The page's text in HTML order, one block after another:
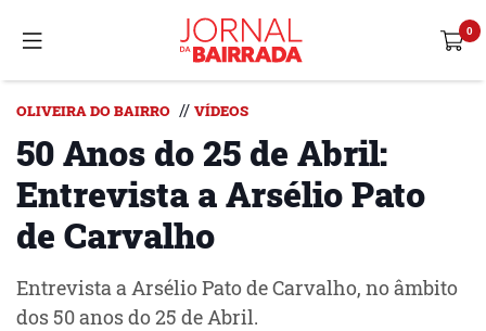
OLIVEIRA DO BAIRRO // VÍDEOS
50 Anos do 25 de Abril:
Entrevista a Arsélio Pato
de Carvalho
Entrevista a Arsélio Pato de Carvalho, no âmbito
dos 50 anos do 25 de Abril.